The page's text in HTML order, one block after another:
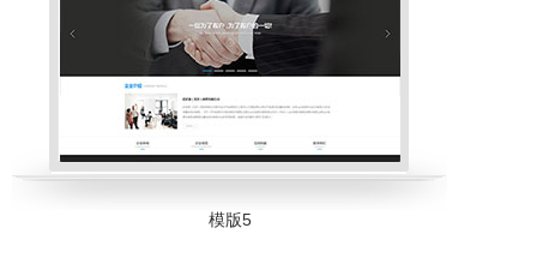
模版5